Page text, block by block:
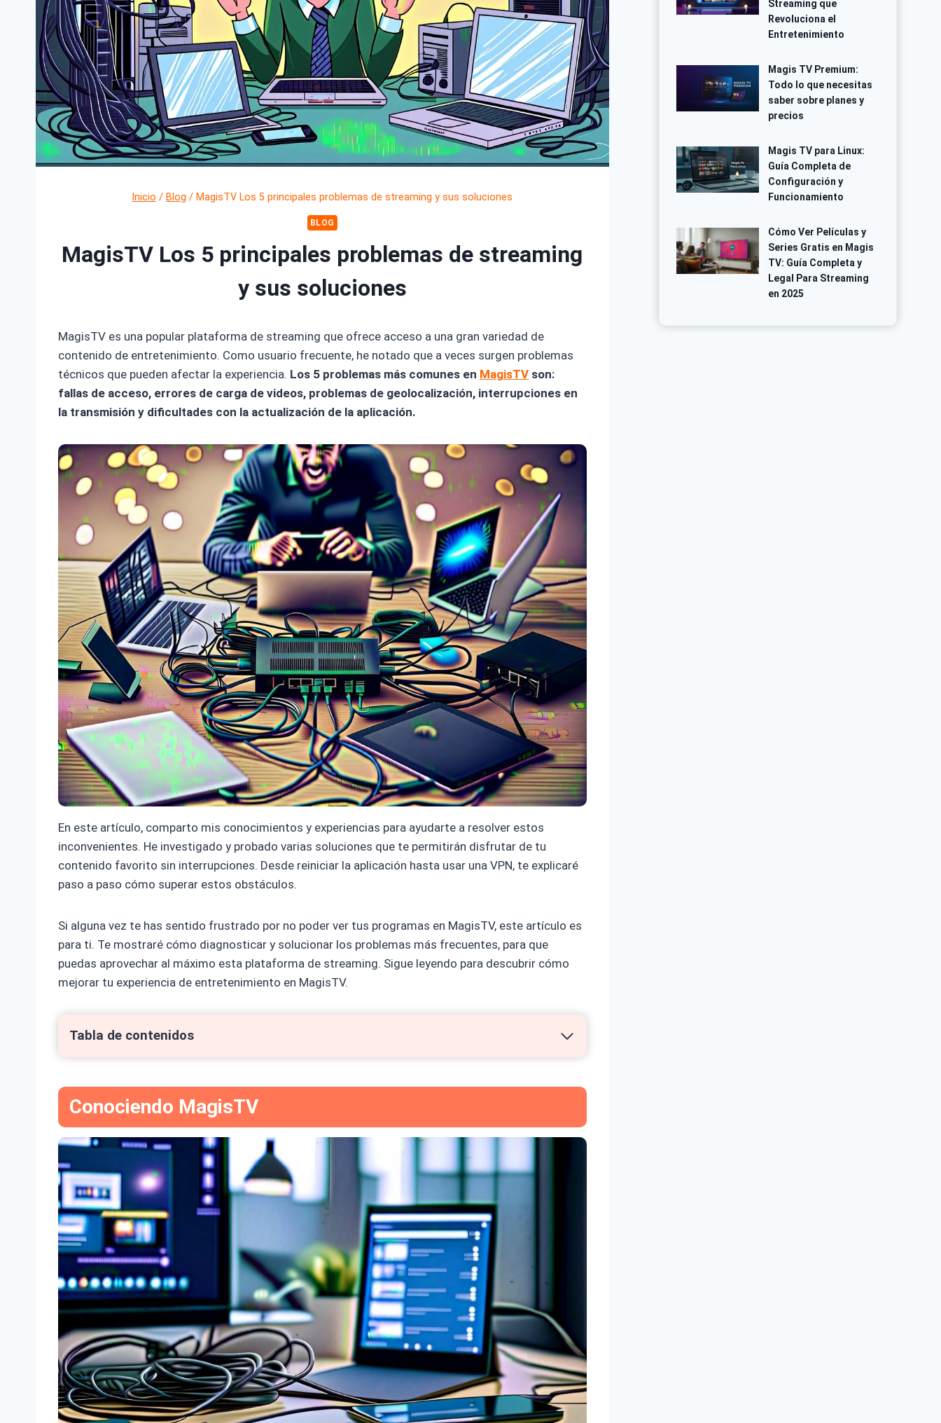
Inicio / Blog / MagisTV Los 5 principales problemas de streaming y sus soluciones
BLOG
MagisTV Los 5 principales problemas de streaming
y sus soluciones
MagisTV es una popular plataforma de streaming que ofrece acceso a una gran variedad de
contenido de entretenimiento. Como usuario frecuente, he notado que a veces surgen problemas
técnicos que pueden afectar la experiencia. Los 5 problemas más comunes en MagisTV son:
fallas de acceso, errores de carga de videos, problemas de geolocalización, interrupciones en
la transmisión y dificultades con la actualización de la aplicación.
En este artículo, comparto mis conocimientos y experiencias para ayudarte a resolver estos
inconvenientes. He investigado y probado varias soluciones que te permitirán disfrutar de tu
contenido favorito sin interrupciones. Desde reiniciar la aplicación hasta usar una VPN, te explicaré
paso a paso cómo superar estos obstáculos.
Si alguna vez te has sentido frustrado por no poder ver tus programas en MagisTV, este artículo es
para ti. Te mostraré cómo diagnosticar y solucionar los problemas más frecuentes, para que
puedas aprovechar al máximo esta plataforma de streaming. Sigue leyendo para descubrir cómo
mejorar tu experiencia de entretenimiento en MagisTV.
Tabla de contenidos
Conociendo MagisTV
Streaming que
Revoluciona el
Entretenimiento
Magis TV Premium:
Todo lo que necesitas
saber sobre planes y
precios
Magis TV para Linux:
Guía Completa de
Configuración y
Funcionamiento
Cómo Ver Películas y
Series Gratis en Magis
TV: Guía Completa y
Legal Para Streaming
en 2025